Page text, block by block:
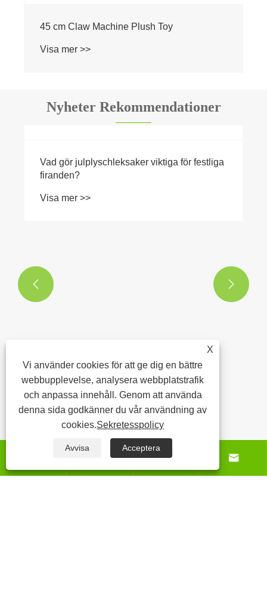
45 cm Claw Machine Plush Toy
Visa mer >>
Nyheter Rekommendationer
Vad gör julplyschleksaker viktiga för festliga
firanden?
Visa mer >>
 
 
X
Vi använder cookies för att ge dig en bättre
webbupplevelse, analysera webbplatstrafik
och anpassa innehåll. Genom att använda
denna sida godkänner du vår användning av
cookies.Sekretesspolicy
Avvisa Acceptera